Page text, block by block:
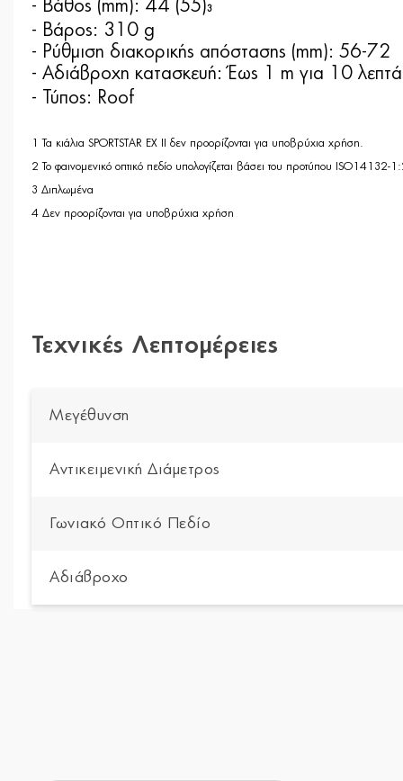
- Βάθος (mm): 44 (55)3
- Βάρος: 310 g
- Ρύθμιση διακορικής απόστασης (mm): 56-72
- Αδιάβροχη κατασκευή: Έως 1 m για 10
- Τύπος: Roof
1 Τα κιάλια SPORTSTAR EX II δεν προορίζονται για υποβρύχια χρήση.
2 Το φαινομενικό οπτικό πεδίο υπολογίζεται βάσει του προτύπου ISO14132-
3 Διπλωμένα
4 Δεν προορίζονται για υποβρύχια χρήση
Τεχνικές Λεπτομέρειες
Μεγέθυνση
Αντικειμενική Διάμετρος
Γωνιακό Οπτικό Πεδίο
Αδιάβροχο